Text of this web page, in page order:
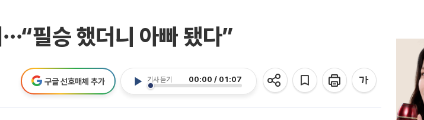
⋯“필승 했더니 아빠 됐다”
기사 듣기 00:00 / 01:07
구글 선호매체 추가